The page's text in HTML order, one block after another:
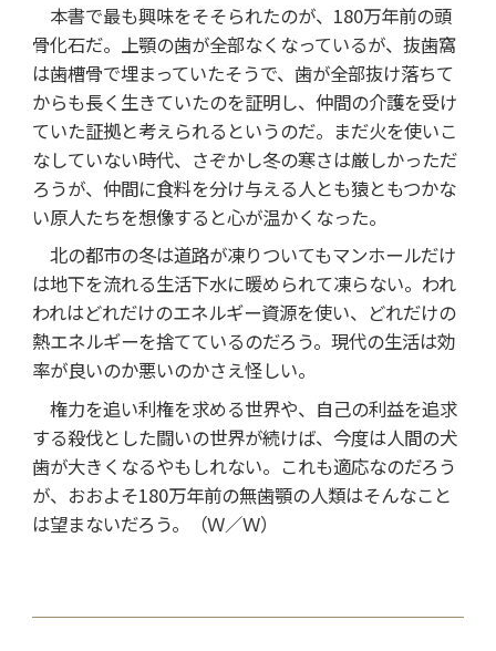
本書で最も興味をそそられたのが、180万年前の頭
骨化石だ。上顎の歯が全部なくなっているが、抜歯窩
は歯槽骨で埋まっていたそうで、歯が全部抜け落ちて
からも長く生きていたのを証明し、仲間の介護を受け
ていた証拠と考えられるというのだ。まだ火を使いこ
なしていない時代、さぞかし冬の寒さは厳しかっただ
ろうが、仲間に食料を分け与える人とも猿ともつかな
い原人たちを想像すると心が温かくなった。
北の都市の冬は道路が凍りついてもマンホールだけ
は地下を流れる生活下水に暖められて凍らない。われ
われはどれだけのエネルギー資源を使い、どれだけの
熱エネルギーを捨てているのだろう。現代の生活は効
率が良いのか悪いのかさえ怪しい。
権力を追い利権を求める世界や、自己の利益を追求
する殺伐とした闘いの世界が続けば、今度は人間の犬
歯が大きくなるやもしれない。これも適応なのだろう
が、おおよそ180万年前の無歯顎の人類はそんなこと
は望まないだろう。（Ｗ／Ｗ）